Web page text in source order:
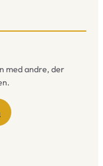
med andre, der